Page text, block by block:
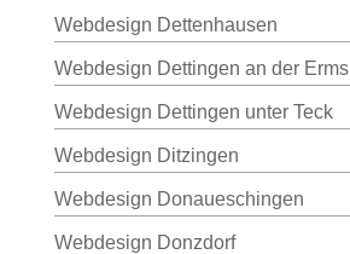
Webdesign Dettenhausen
Webdesign Dettingen an der Erms
Webdesign Dettingen unter Teck
Webdesign Ditzingen
Webdesign Donaueschingen
Webdesign Donzdorf